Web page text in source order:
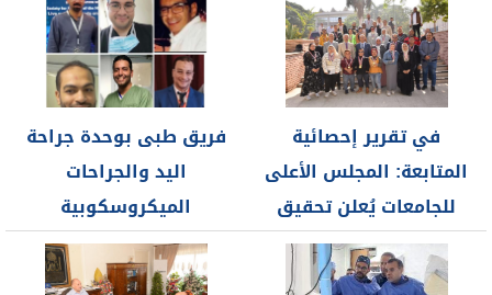
في تقرير إحصائية
المتابعة: المجلس الأعلى
للجامعات يُعلن تحقيق
مركز رعاية...
فريق طبى بوحدة جراحة
اليد والجراحات
الميكروسكوبية
بمستشفيات جامعة
أسيوط ينجح فى...